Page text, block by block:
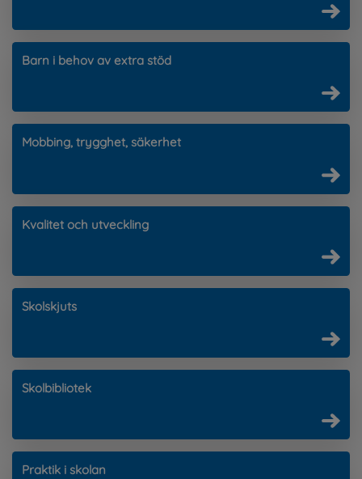
Barn i behov av extra stöd
Mobbing, trygghet, säkerhet
Kvalitet och utveckling
Skolskjuts
Skolbibliotek
Praktik i skolan